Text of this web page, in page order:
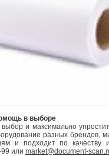
в выборе
и максимально
разных брендов,
и подходит по качеству
или market@document-